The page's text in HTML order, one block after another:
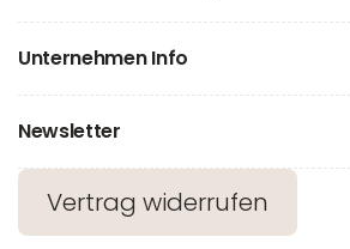
Unternehmen Info
Newsletter
Vertrag widerrufen